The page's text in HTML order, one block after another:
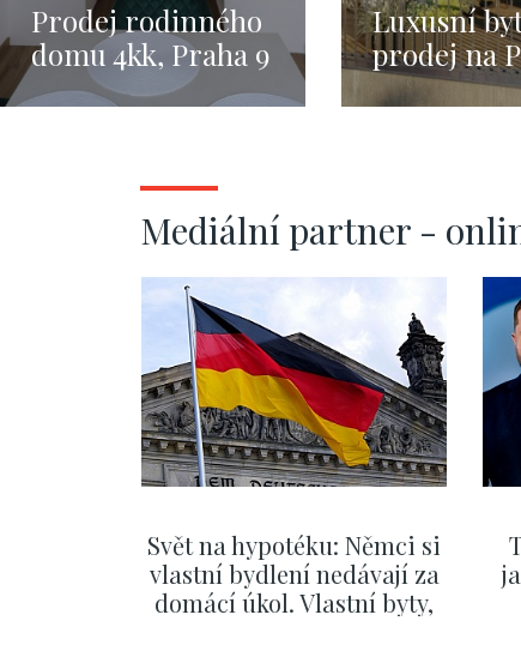
Prodej rodinného
domu 4kk, Praha 9
– 123m2
Luxusní
prodej na
- 114m
Mediální partner -
Svět na hypotéku: Němci si
vlastní bydlení nedávají za
domácí úkol. Vlastní byty,